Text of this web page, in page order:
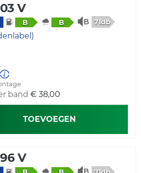
V
B B 71db
band € 38,00
TOEVOEGEN
V